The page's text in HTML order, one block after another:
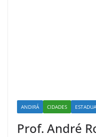
ANDIRÁ CIDADES
Prof. André